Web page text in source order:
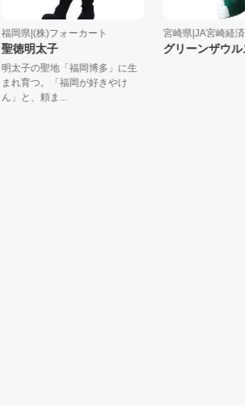
県|(株)フォーカート
明太子
子の聖地「福岡博多」に生
育つ。「福岡が好きやけ
と、頼ま...
宮崎県|JA宮崎経済連
グリーンザウルス